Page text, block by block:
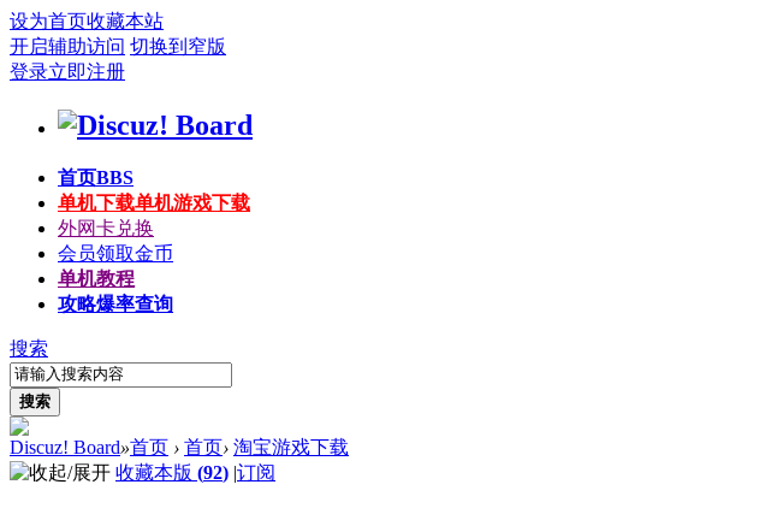
设为首页收藏本站
开启辅助访问 切换到窄版
登录立即注册
首页BBS
单机下载单机游戏下载
外网卡兑换
会员领取金币
单机教程
攻略爆率查询
搜索
搜索
Discuz! Board»首页 › 首页› 淘宝游戏下载
收藏本版 (92) |订阅